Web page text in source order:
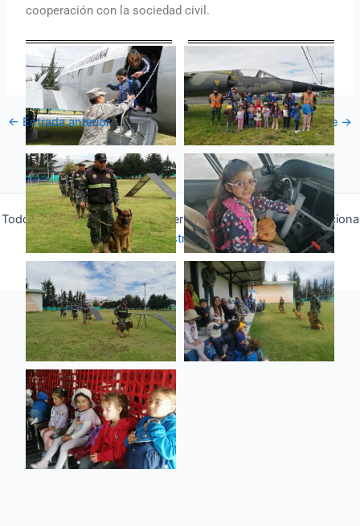
cooperación con la sociedad civil.
← Entrada anterior Entrada siguiente →
Todos los derechos © 2026 Fuerza Aérea Ecuatoriana | Funciona
gracias aTema Astra para WordPress